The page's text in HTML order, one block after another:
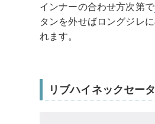
インナーの合わせ方次第で
タンを外せばロングジレ
れます。
リブハイネックセー